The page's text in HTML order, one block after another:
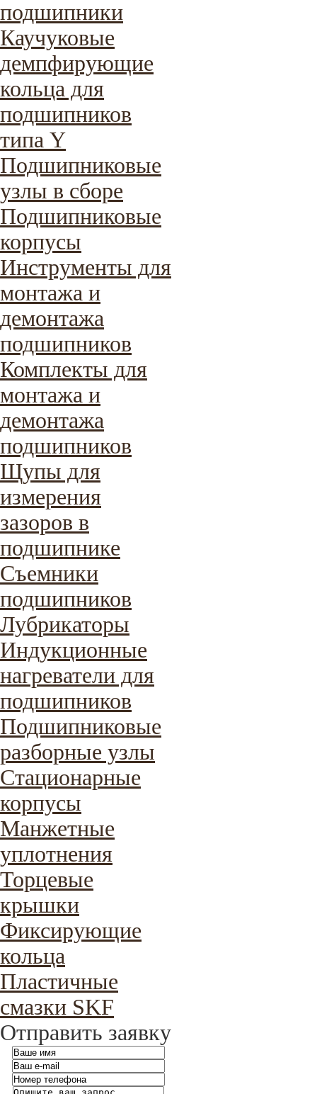
подшипники
Каучуковые
демпфирующие
кольца для
подшипников
типа Y
Подшипниковые
узлы в сборе
Подшипниковые
корпусы
Инструменты для
монтажа и
демонтажа
подшипников
Комплекты для
монтажа и
демонтажа
подшипников
Щупы для
измерения
зазоров в
подшипнике
Съемники
подшипников
Лубрикаторы
Индукционные
нагреватели для
подшипников
Подшипниковые
разборные узлы
Стационарные
корпусы
Манжетные
уплотнения
Торцевые
крышки
Фиксирующие
кольца
Пластичные
смазки SKF
Отправить заявку